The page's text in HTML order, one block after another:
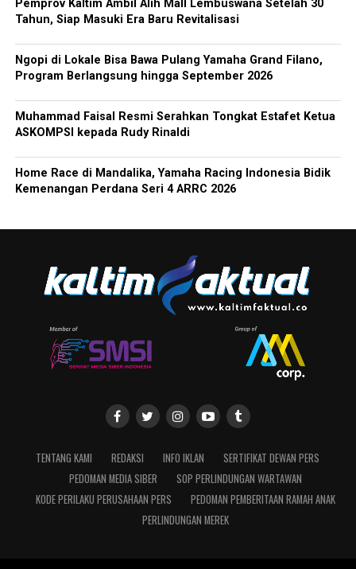
Pemprov Kaltim Ambil Alih Mall Lembuswana Setelah 30
Tahun, Siap Masuki Era Baru Revitalisasi
Ngopi di Lokale Bisa Bawa Pulang Yamaha Grand Filano,
Program Berlangsung hingga September 2026
Muhammad Faisal Resmi Serahkan Tongkat Estafet Ketua
ASKOMPSI kepada Rudy Rinaldi
Home Race di Mandalika, Yamaha Racing Indonesia Bidik
Kemenangan Perdana Seri 4 ARRC 2026
TENTANG KAMI REDAKSI INFO IKLAN
SERTIFIKAT DEWAN PERS
PEDOMAN MEDIA SIBER
SOP PERLINDUNGAN WARTAWAN
KODE PERILAKU PERUSAHAAN PERS
PEDOMAN PEMBERITAAN RAMAH ANAK
PERLINDUNGAN MEREK